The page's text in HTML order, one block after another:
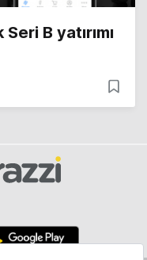
B yatırımı